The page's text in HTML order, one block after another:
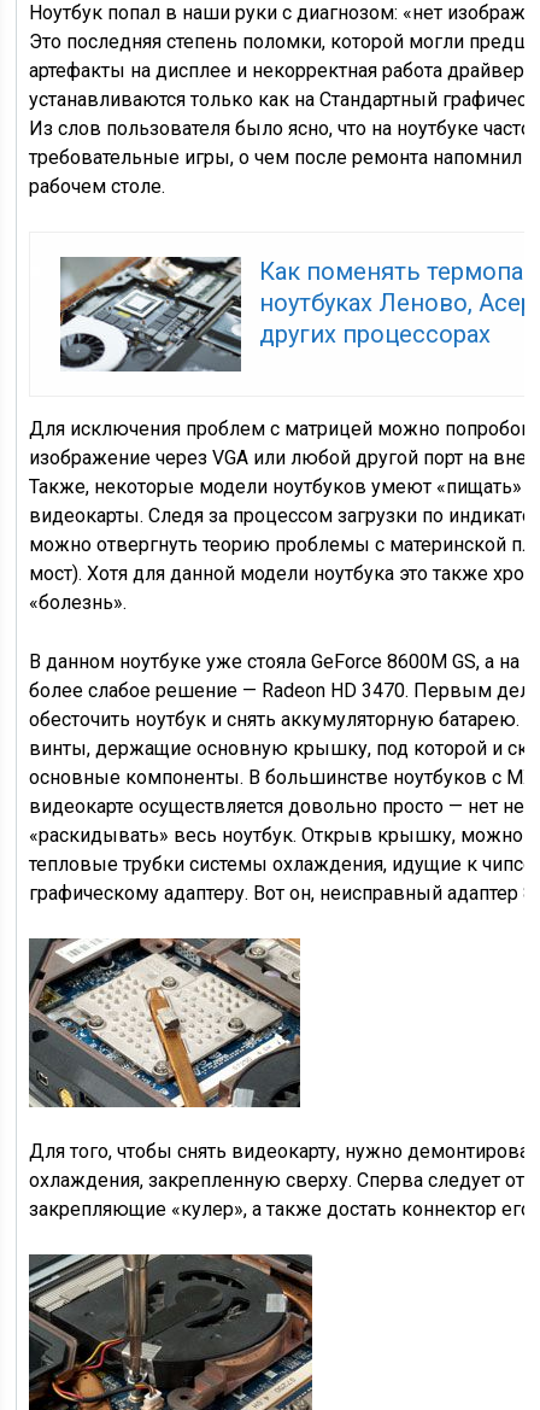
Ноутбук попал в наши руки с диагнозом: «нет
Это последняя степень поломки, которой могли
артефакты на дисплее и некорректная работа
устанавливаются только как на Стандартный
Из слов пользователя было ясно, что на ноутбуке часто
требовательные игры, о чем после ремонта напомнил
рабочем столе.
Как поменять
ноутбуках Леново,
других процессорах
Для исключения проблем с матрицей можно
изображение через VGA или любой другой порт на
Также, некоторые модели ноутбуков умеют «пищать»
видеокарты. Следя за процессом загрузки по
можно отвергнуть теорию проблемы с материнской
мост). Хотя для данной модели ноутбука это также
«болезнь».
В данном ноутбуке уже стояла GeForce 8600M GS, а на
более слабое решение — Radeon HD 3470. Первым
обесточить ноутбук и снять аккумуляторную батарею.
винты, держащие основную крышку, под которой и
основные компоненты. В большинстве ноутбуков с
видеокарте осуществляется довольно просто — нет
«раскидывать» весь ноутбук. Открыв крышку, можно
тепловые трубки системы охлаждения, идущие к
графическому адаптеру. Вот он, неисправный адаптер
Для того, чтобы снять видеокарту, нужно
охлаждения, закрепленную сверху. Сперва следует
закрепляющие «кулер», а также достать коннектор его